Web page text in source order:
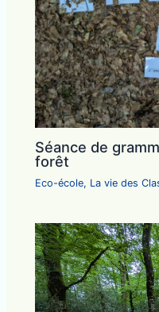
Séance de
forêt
Eco-école, La vie des